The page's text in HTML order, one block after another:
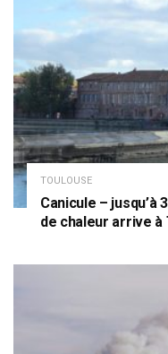
TOULOUSE
Canicule – jusqu’à
de chaleur arrive à